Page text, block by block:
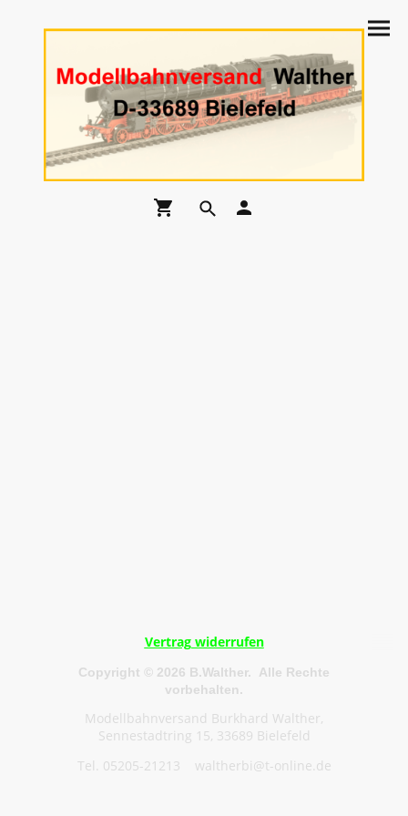
Vertrag widerrufen
Copyright © 2026 B.Walther. Alle Rechte
vorbehalten.
Modellbahnversand Burkhard Walther,
Sennestadtring 15, 33689 Bielefeld
Tel. 05205-21213 waltherbi@t-online.de